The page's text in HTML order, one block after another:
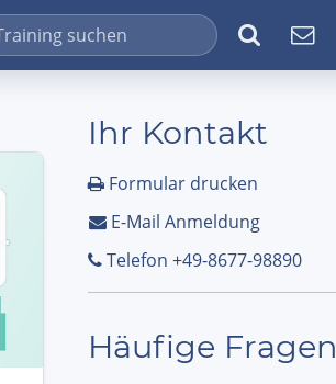
Ihr Kontakt
Formular drucken
E-Mail Anmeldung
Telefon +49-8677-98890
Häufige Fragen